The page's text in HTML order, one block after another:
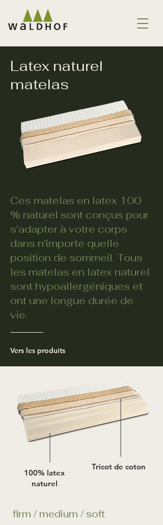
Latex naturel
matelas
Ces matelas en latex 100
% naturel sont conçus pour
s'adapter à votre corps
dans n'importe quelle
position de sommeil. Tous
les matelas en latex naturel
sont hypoallergéniques et
ont une longue durée de
vie.
Vers les produits
100% latex
naturel
Tricot de coton
firm / medium / soft